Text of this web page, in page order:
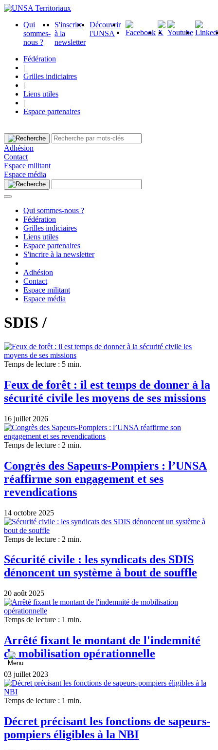
Qui
sommes-
nous ?
S'inscrire
à la
newsletter
Découvrir
l'UNSA
Fédération
|
Grilles indiciaires
|
Liens utiles
|
Espace partenaires
Adhésion
Contact
Espace militant
Espace média
Qui sommes-nous ?
Fédération
Grilles indiciaires
Liens utiles
Espace partenaires
S'incrire à la newsletter
Adhésion
Contact
Espace militant
Espace média
SDIS /
Temps de lecture : 5 min.
Feux de forêt : il est temps de donner à la
sécurité civile les moyens de ses missions
16 juillet 2026
Temps de lecture : 2 min.
Congrès des Sapeurs-Pompiers : l’UNSA
réaffirme son engagement et ses
revendications
14 octobre 2025
Temps de lecture : 2 min.
Sécurité civile : les syndicats des SDIS
dénoncent un système à bout de souffle
20 août 2025
Temps de lecture : 1 min.
Arrêté fixant le montant de l'indemnité
de mobilisation opérationnelle
03 juillet 2023
Temps de lecture : 1 min.
Décret précisant les fonctions de sapeurs-
pompiers éligibles à la NBI